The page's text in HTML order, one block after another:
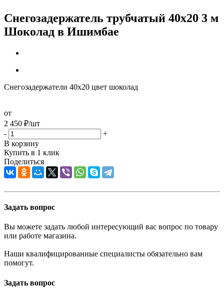
Снегозадержатель трубчатый 40х20 3 м
Шоколад в Ишимбае
Снегозадержатели 40х20 цвет шоколад
от
2 450 ₽/шт
-
+
В корзину
Купить в 1 клик
Поделиться
Задать вопрос
Вы можете задать любой интересующий вас вопрос по товару
или работе магазина.
Наши квалифицированные специалисты обязательно вам
помогут.
Задать вопрос